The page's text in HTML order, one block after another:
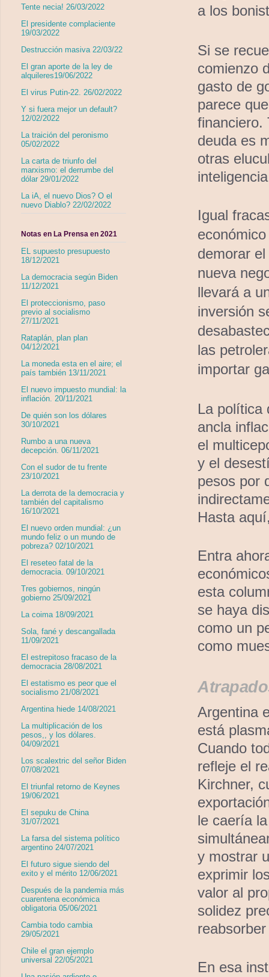
a los
Si se
comienzo
gasto de
parece
financiero.
deuda es
otras
Igual
demorar
nueva
llevará a
inversión
las
importar
La política
ancla
el
y el
pesos por
Hasta
Entra
esta
se haya
como un
como
Argentina
está
Cuando
refleje el
Kirchner,
le caería
y mostrar
exprimir
valor al
solidez
En esa
Tente necia! 26/03/2022
El presidente complaciente
19/03/2022
Destrucción masiva 22/03/22
El gran aporte de la ley de
alquileres19/06/2022
El virus Putin-22. 26/02/2022
Y si fuera mejor un default?
12/02/2022
La traición del peronismo
05/02/2022
La carta de triunfo del
marxismo: el derrumbe del
dólar 29/01/2022
La iA, el nuevo Dios? O el
nuevo Diablo? 22/02/2022
Notas en La Prensa en 2021
EL supuesto presupuesto
18/12/2021
La democracia según Biden
11/12/2021
El proteccionismo, paso
previo al socialismo
27/11/2021
Rataplán, plan plan
04/12/2021
La moneda esta en el aire; el
país también 13/11/2021
El nuevo impuesto mundial: la
inflación. 20/11/2021
De quién son los dólares
30/10/2021
Rumbo a una nueva
decepción. 06/11/2021
Con el sudor de tu frente
23/10/2021
La derrota de la democracia y
también del capitalismo
16/10/2021
El nuevo orden mundial: ¿un
mundo feliz o un mundo de
pobreza? 02/10/2021
El reseteo fatal de la
democracia. 09/10/2021
Tres gobiernos, ningún
gobierno 25/09/2021
La coima 18/09/2021
Sola, fané y descangallada
11/09/2021
El estrepitoso fracaso de la
democracia 28/08/2021
El estatismo es peor que el
socialismo 21/08/2021
Argentina hiede 14/08/2021
La multiplicación de los
pesos,, y los dólares.
04/09/2021
Los scalextric del señor Biden
07/08/2021
El triunfal retorno de Keynes
19/06/2021
El sepuku de China
31/07/2021
La farsa del sistema político
argentino 24/07/2021
El futuro sigue siendo del
exito y el mérito 12/06/2021
Después de la pandemia más
cuarentena económica
obligatoria 05/06/2021
Cambia todo cambia
29/05/2021
Chile el gran ejemplo
universal 22/05/2021